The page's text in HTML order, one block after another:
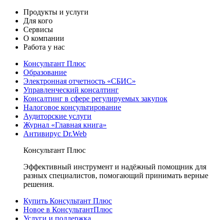
Продукты и услуги
Для кого
Сервисы
О компании
Работа у нас
Консультант Плюс
Образование
Электронная отчетность «СБИС»
Управленческий консалтинг
Консалтинг в сфере регулируемых закупок
Налоговое консультирование
Аудиторские услуги
Журнал «Главная книга»
Антивирус Dr.Web
Консультант Плюс
Эффективный инструмент и надёжный помощник для
разных специалистов, помогающий принимать верные
решения.
Купить Консультант Плюс
Новое в КонсультантПлюс
Услуги и поддержка